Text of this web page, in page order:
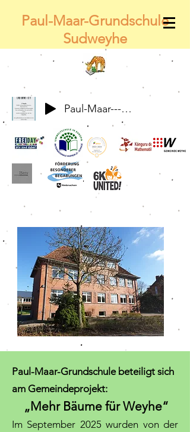
Paul-Maar-Grundschule
Sudweyhe
Paul-Maar---Wir-alle-gemeinsam
Paul-Maar-Grundschule beteiligt sich
am Gemeindeprojekt:
„Mehr Bäume für Weyhe“
Im September 2025 wurden von der